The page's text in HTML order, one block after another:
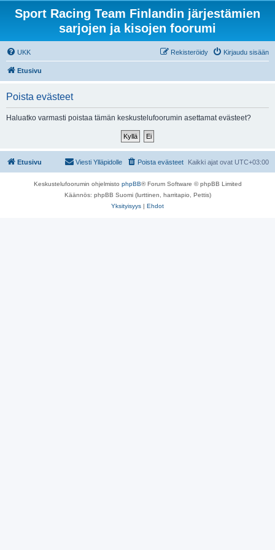
Sport Racing Team Finlandin järjestämien
sarjojen ja kisojen foorumi
UKK Kirjaudu sisään
Rekisteröidy
Etusivu
Poista evästeet
Haluatko varmasti poistaa tämän keskustelufoorumin asettamat evästeet?
Etusivu Kaikki ajat ovat UTC+03:00
Poista evästeet
Viesti Ylläpidolle
Keskustelufoorumin ohjelmisto phpBB® Forum Software © phpBB Limited
Käännös: phpBB Suomi (lurttinen, harritapio, Pettis)
Yksityisyys | Ehdot